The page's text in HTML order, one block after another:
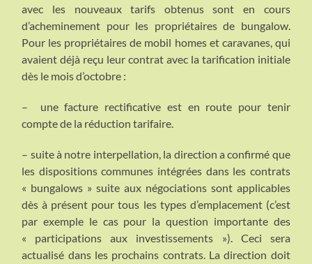
avec les nouveaux tarifs obtenus sont en cours
d’acheminement pour les propriétaires de bungalow.
Pour les propriétaires de mobil homes et caravanes, qui
avaient déjà reçu leur contrat avec la tarification initiale
dès le mois d’octobre :
– une facture rectificative est en route pour tenir
compte de la réduction tarifaire.
– suite à notre interpellation, la direction a confirmé que
les dispositions communes intégrées dans les contrats
« bungalows » suite aux négociations sont applicables
dès à présent pour tous les types d’emplacement (c’est
par exemple le cas pour la question importante des
« participations aux investissements »). Ceci sera
actualisé dans les prochains contrats. La direction doit